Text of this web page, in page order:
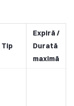
Tip
Expiră /
Durată
maximă